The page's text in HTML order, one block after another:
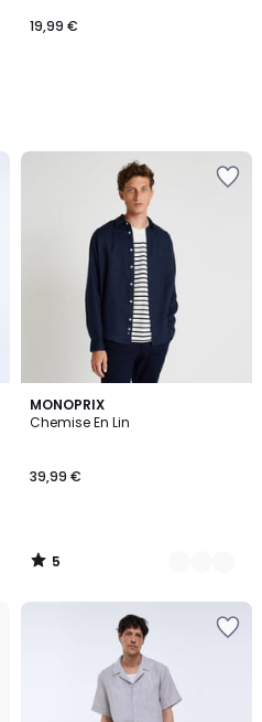
19,99 €
MONOPRIX
Chemise En Lin
39,99 €
5
/
9
Couleurs
5
/